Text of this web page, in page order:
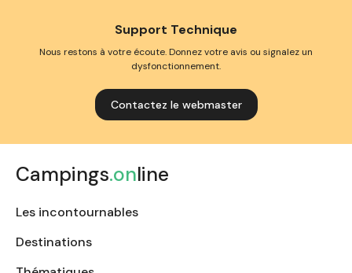
Support Technique
Nous restons à votre écoute. Donnez votre avis ou signalez un
dysfonctionnement.
Contactez le webmaster
Campings.online
Les incontournables
Destinations